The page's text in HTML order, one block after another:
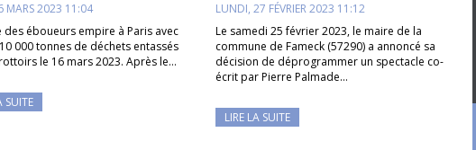
MARS 2023 11:04
des éboueurs empire à Paris avec
000 tonnes de déchets entassés
le 16 mars 2023. Après le…
SUITE
LUNDI, 27 FÉVRIER 2023 11:12
Le samedi 25 février 2023, le maire de la
commune de Fameck (57290) a annoncé sa
décision de déprogrammer un spectacle co-
écrit par Pierre Palmade…
LIRE LA SUITE